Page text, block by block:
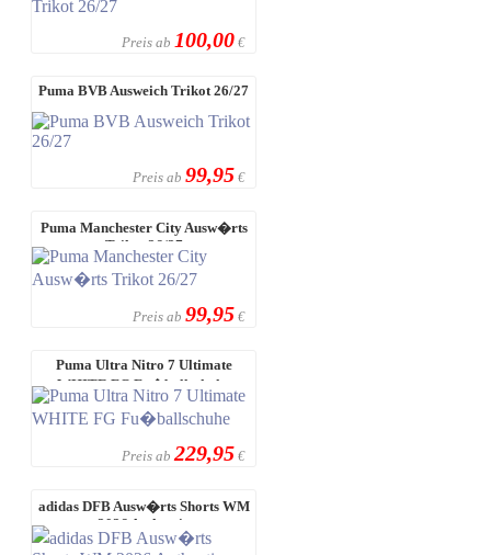
Preis ab 100,00 €
Puma BVB Ausweich Trikot 26/27
Preis ab 99,95 €
Puma Manchester City Ausw�rts
Trikot 26/27
Preis ab 99,95 €
Puma Ultra Nitro 7 Ultimate
WHITE FG Fu�ballschuhe
Preis ab 229,95 €
adidas DFB Ausw�rts Shorts WM
2026 Authentic